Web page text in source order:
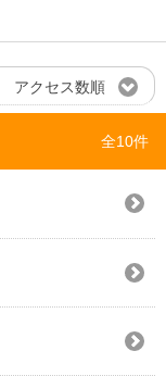
アクセス数順
全10件